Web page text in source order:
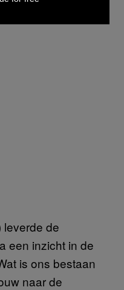
leverde de
een inzicht in de
is ons bestaan
naar de